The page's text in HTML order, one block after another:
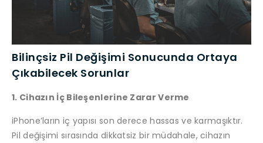
Bilinçsiz Pil Değişimi Sonucunda Ortaya
Çıkabilecek Sorunlar
1. Cihazın İç Bileşenlerine Zarar Verme
iPhone’ların iç yapısı son derece hassas ve karmaşıktır.
Pil değişimi sırasında dikkatsiz bir müdahale, cihazın